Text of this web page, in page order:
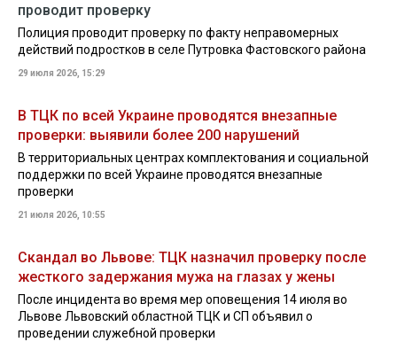
проводит проверку
Полиция проводит проверку по факту неправомерных
действий подростков в селе Путровка Фастовского района
29 июля 2026, 15:29
В ТЦК по всей Украине проводятся внезапные
проверки: выявили более 200 нарушений
В территориальных центрах комплектования и социальной
поддержки по всей Украине проводятся внезапные
проверки
21 июля 2026, 10:55
Скандал во Львове: ТЦК назначил проверку после
жесткого задержания мужа на глазах у жены
После инцидента во время мер оповещения 14 июля во
Львове Львовский областной ТЦК и СП объявил о
проведении служебной проверки